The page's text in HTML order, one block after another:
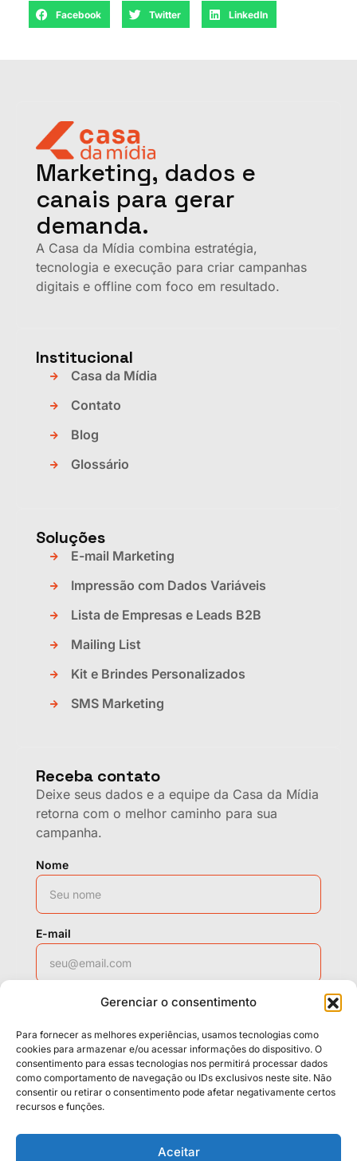
Gerenciar o consentimento
Para fornecer as melhores experiências, usamos tecnologias como
cookies para armazenar e/ou acessar informações do dispositivo. O
consentimento para essas tecnologias nos permitirá processar dados
como comportamento de navegação ou IDs exclusivos neste site. Não
consentir ou retirar o consentimento pode afetar negativamente certos
recursos e funções.
Aceitar
Facebook Twitter LinkedIn
Marketing, dados e
canais para gerar
demanda.
A Casa da Mídia combina estratégia,
tecnologia e execução para criar campanhas
digitais e offline com foco em resultado.
Institucional
Casa da Mídia
Contato
Blog
Glossário
Soluções
E-mail Marketing
Impressão com Dados Variáveis
Lista de Empresas e Leads B2B
Mailing List
Kit e Brindes Personalizados
SMS Marketing
Receba contato
Deixe seus dados e a equipe da Casa da Mídia
retorna com o melhor caminho para sua
campanha.
Nome
E-mail
Solicitar contato
Políticas Cookies Termos